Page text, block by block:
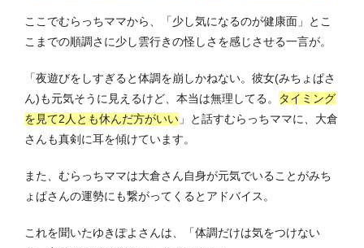
ここでむらっちママから、「少し気になるのが健康面」とこ
こまでの順調さに少し雲行きの怪しさを感じさせる一言が。
「夜遊びをしすぎると体調を崩しかねない。彼女(みちょぱさ
ん)も元気そうに見えるけど、本当は無理してる。
タイミング
を見て2人とも休んだ方がいい 」と話すむらっちママに、大倉
さんも真剣に耳を傾けています。
また、むらっちママは大倉さん自身が元気でいることがみち
ょぱさんの運勢にも繋がってくるとアドバイス。
これを聞いたゆきぽよさんは、「体調だけは気をつけない